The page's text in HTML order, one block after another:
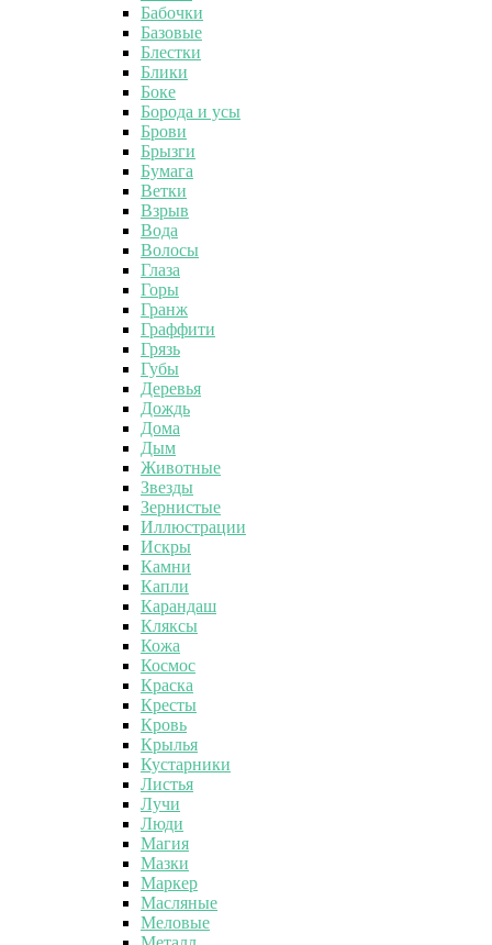
Бабочки
Базовые
Блестки
Блики
Боке
Борода и усы
Брови
Брызги
Бумага
Ветки
Взрыв
Вода
Волосы
Глаза
Горы
Гранж
Граффити
Грязь
Губы
Деревья
Дождь
Дома
Дым
Животные
Звезды
Зернистые
Иллюстрации
Искры
Камни
Капли
Карандаш
Кляксы
Кожа
Космос
Краска
Кресты
Кровь
Крылья
Кустарники
Листья
Лучи
Люди
Магия
Мазки
Маркер
Масляные
Меловые